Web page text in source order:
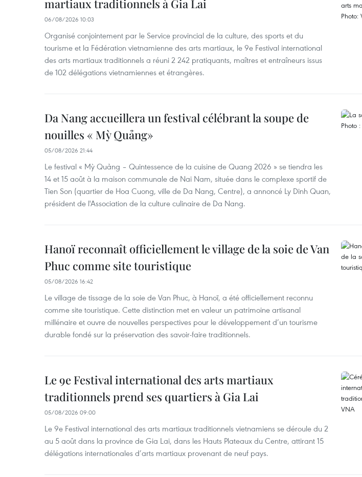
martiaux traditionnels à Gia Lai
06/08/2026 10:03
Organisé conjointement par le Service provincial de la culture, des sports et du
tourisme et la Fédération vietnamienne des arts martiaux, le 9e Festival international
des arts martiaux traditionnels a réuni 2 242 pratiquants, maîtres et entraîneurs issus
de 102 délégations vietnamiennes et étrangères.
Da Nang accueillera un festival célébrant la soupe de
nouilles « Mỳ Quảng»
05/08/2026 21:44
Le festival « Mỳ Quảng – Quintessence de la cuisine de Quang 2026 » se tiendra les
14 et 15 août à la maison communale de Nai Nam, située dans le complexe sportif de
Tien Son (quartier de Hoa Cuong, ville de Da Nang, Centre), a annoncé Ly Dinh Quan,
président de l'Association de la culture culinaire de Da Nang.
Hanoï reconnaît officiellement le village de la soie de Van
Phuc comme site touristique
05/08/2026 16:42
Le village de tissage de la soie de Van Phuc, à Hanoï, a été officiellement reconnu
comme site touristique. Cette distinction met en valeur un patrimoine artisanal
millénaire et ouvre de nouvelles perspectives pour le développement d’un tourisme
durable fondé sur la préservation des savoir-faire traditionnels.
Le 9e Festival international des arts martiaux
traditionnels prend ses quartiers à Gia Lai
05/08/2026 09:00
Le 9e Festival international des arts martiaux traditionnels vietnamiens se déroule du 2
au 5 août dans la province de Gia Lai, dans les Hauts Plateaux du Centre, attirant 15
délégations internationales d’arts martiaux provenant de neuf pays.